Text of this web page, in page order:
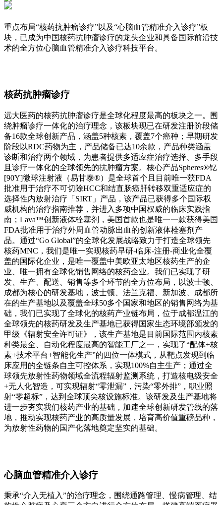
重点布局“核药抗肿瘤诊疗”以及“心脑血管精准介入诊疗”板
块，已成为中国核药抗肿瘤诊疗的龙头企业和具备国际前沿技
术的全方位心脑血管精准介入诊疗科技平台。
核药抗肿瘤诊疗
远大医药的核药抗肿瘤诊疗是全球化程度最高的板块之一。围
绕肿瘤诊疗一体化的治疗理念，该板块现已在研发注册阶段储
备16款全球创新产品，涵盖5种核素，覆盖7个癌种；早期研发
阶段以RDC药物为主，产品储备已达10余款，产品种类涵盖
诊断和治疗两个领域，为患者提供多适应症治疗选择、多手段
且诊疗一体化的全球领先的抗肿瘤方案。核心产品Spheres®钇
[90Y]微球注射液（易甘泰®）是全球首个且目前唯一获FDA
批准用于治疗不可切除HCC和结直肠癌肝转移双重适应症的
选择性内放射治疗「SIRT」产品，该产品已获得多个国际权
威机构的治疗指南推荐，并进入多项中国权威的临床实践指
南；Lava™创新液体栓塞剂，美国首款也是唯一一款获得美国
FDA批准用于治疗外周血管动脉出血的创新液体栓塞剂产
品。通过“Go Global”的全球化发展战略致力于打造全球领先
核药MNC，我们是唯一实现核药早研-临床-注册-商业化全覆
盖的国际化企业，是唯一覆盖中美欧亚太地区核药生产的企
业、唯一拥有全球化销售网络的核药企业。我们已实现了研
发、生产、配送、销售等多个环节的全方位布局，以波士顿、
成都为核心的研发基地，波士顿、法兰克福、新加波、成都所
在的生产基地以及覆盖全球50多个国家和地区的销售网络为基
础，我们已实现了全球化的核药产业链布局，位于成都温江的
全球领先的核药研发及生产基地已获得国家生态环境部颁发的
甲级《辐射安全许可证》，该生产基地是目前国际范围内核素
种类最全、自动化程度最高的智能工厂之一，实现了“配体+核
素+技术平台+智能化生产”的四位一体模式，从靶点发现到临
床应用的全链条自主可控体系，实现100%自主生产；通过全
球领先放射性药物领域全流程辐射监测系统，打造核电级安全
+无人化智造，可实现辐射“零泄漏”，污染“零外排”，职业照
射“零超标”，达到全球顶尖核设施标准。该研发及生产基地将
进一步夯实我们核药产业的基础，加速全球创新研发管线的落
地，推动实现核药产业的高质量发展，培育高价值重磅品种，
为放射性药物的国产化落地奠定坚实的基础。
心脑血管精准介入诊疗
秉承“介入无植入”的治疗理念，围绕通路管理、慢病管理、结